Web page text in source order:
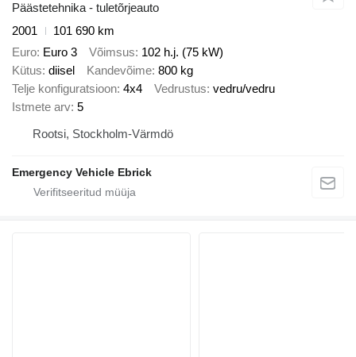
Päästetehnika - tuletõrjeauto
2001
101 690 km
Euro Euro 3 Võimsus 102 h.j. (75 kW)
Kütus diisel Kandevõime 800 kg
Telje konfiguratsioon 4x4 Vedrustus vedru/vedru
Istmete arv 5
Rootsi, Stockholm-Värmdö
Emergency Vehicle Ebrick